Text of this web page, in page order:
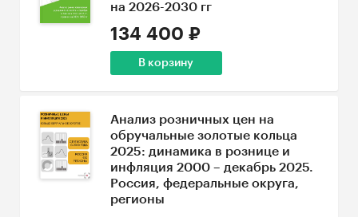
на 2026-2030 гг
134 400 ₽
В корзину
Анализ розничных цен на
обручальные золотые кольца
2025: динамика в рознице и
инфляция 2000 – декабрь 2025.
Россия, федеральные округа,
регионы